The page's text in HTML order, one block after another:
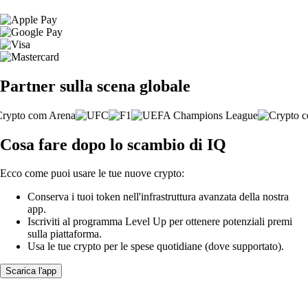
Partner sulla scena globale
Cosa fare dopo lo scambio di IQ
Ecco come puoi usare le tue nuove crypto:
Conserva i tuoi token nell'infrastruttura avanzata della nostra
app.
Iscriviti al programma Level Up per ottenere potenziali premi
sulla piattaforma.
Usa le tue crypto per le spese quotidiane (dove supportato).
Scarica l'app